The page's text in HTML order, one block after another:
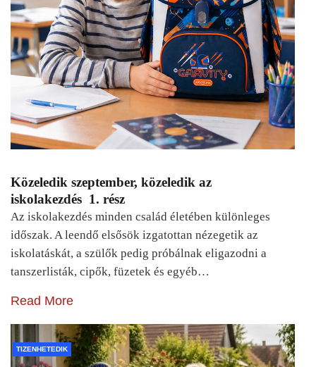
Közeledik szeptember, közeledik az
iskolakezdés 1. rész
Az iskolakezdés minden család életében különleges
időszak. A leendő elsősök izgatottan nézegetik az
iskolatáskát, a szülők pedig próbálnak eligazodni a
tanszerlisták, cipők, füzetek és egyéb…
Read More
TIZENHETEDIK